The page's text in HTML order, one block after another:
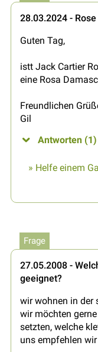
28.03.2024 -
Guten Tag,
istt Jack Cartier
eine Rosa
Freundlichen
Gil
Antworten (1)
» Helfe einem
Frage
27.05.2008 -
geeignet?
wir wohnen in der
wir möchten
setzten, welche
uns empfehlen